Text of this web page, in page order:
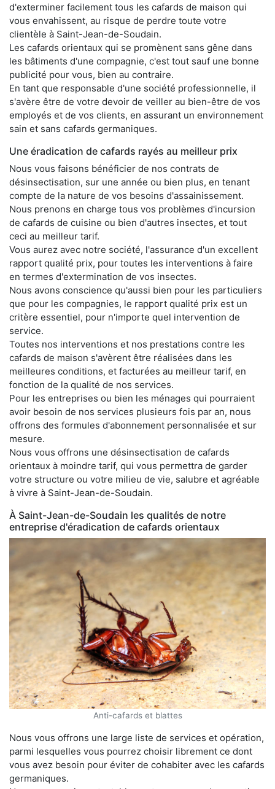
d'exterminer facilement tous les cafards de maison qui
vous envahissent, au risque de perdre toute votre
clientèle à Saint-Jean-de-Soudain.
Les cafards orientaux qui se promènent sans gêne dans
les bâtiments d'une compagnie, c'est tout sauf une bonne
publicité pour vous, bien au contraire.
En tant que responsable d'une société professionnelle, il
s'avère être de votre devoir de veiller au bien-être de vos
employés et de vos clients, en assurant un environnement
sain et sans cafards germaniques.
Une éradication de cafards rayés au meilleur prix
Nous vous faisons bénéficier de nos contrats de
désinsectisation, sur une année ou bien plus, en tenant
compte de la nature de vos besoins d'assainissement.
Nous prenons en charge tous vos problèmes d'incursion
de cafards de cuisine ou bien d'autres insectes, et tout
ceci au meilleur tarif.
Vous aurez avec notre société, l'assurance d'un excellent
rapport qualité prix, pour toutes les interventions à faire
en termes d'extermination de vos insectes.
Nous avons conscience qu'aussi bien pour les particuliers
que pour les compagnies, le rapport qualité prix est un
critère essentiel, pour n'importe quel intervention de
service.
Toutes nos interventions et nos prestations contre les
cafards de maison s'avèrent être réalisées dans les
meilleures conditions, et facturées au meilleur tarif, en
fonction de la qualité de nos services.
Pour les entreprises ou bien les ménages qui pourraient
avoir besoin de nos services plusieurs fois par an, nous
offrons des formules d'abonnement personnalisée et sur
mesure.
Nous vous offrons une désinsectisation de cafards
orientaux à moindre tarif, qui vous permettra de garder
votre structure ou votre milieu de vie, salubre et agréable
à vivre à Saint-Jean-de-Soudain.
À Saint-Jean-de-Soudain les qualités de notre
entreprise d'éradication de cafards orientaux
Anti-cafards et blattes
Nous vous offrons une large liste de services et opération,
parmi lesquelles vous pourrez choisir librement ce dont
vous avez besoin pour éviter de cohabiter avec les cafards
germaniques.